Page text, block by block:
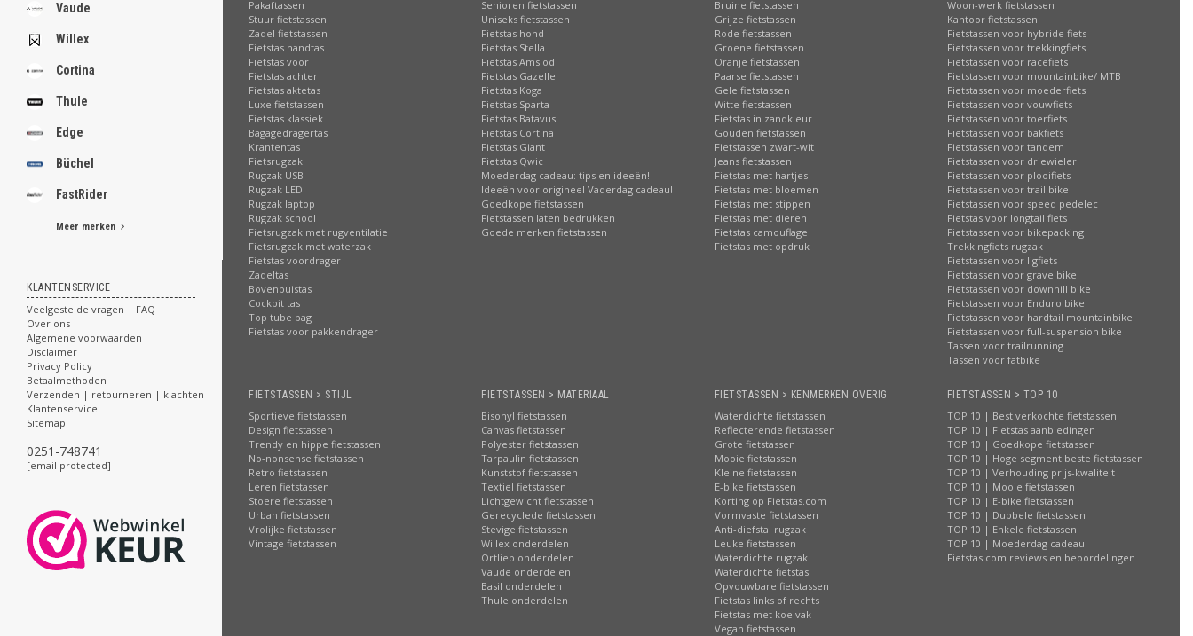
Vaude
Willex
Cortina
Thule
Edge
Büchel
FastRider
Meer merken
KLANTENSERVICE
Veelgestelde vragen | FAQ
Over ons
Algemene voorwaarden
Disclaimer
Privacy Policy
Betaalmethoden
Verzenden | retourneren | klachten
Klantenservice
Sitemap
0251-748741
[email protected]
.
.
.
Pakaftassen
Stuur fietstassen
Zadel fietstassen
Fietstas handtas
Fietstas voor
Fietstas achter
Fietstas aktetas
Luxe fietstassen
Fietstas klassiek
Bagagedragertas
Krantentas
Fietsrugzak
Rugzak USB
Rugzak LED
Rugzak laptop
Rugzak school
Fietsrugzak met rugventilatie
Fietsrugzak met waterzak
Fietstas voordrager
Zadeltas
Bovenbuistas
Cockpit tas
Top tube bag
Fietstas voor pakkendrager
Senioren fietstassen
Uniseks fietstassen
Fietstas hond
Fietstas Stella
Fietstas Amslod
Fietstas Gazelle
Fietstas Koga
Fietstas Sparta
Fietstas Batavus
Fietstas Cortina
Fietstas Giant
Fietstas Qwic
Moederdag cadeau: tips en ideeën!
Ideeën voor origineel Vaderdag cadeau!
Goedkope fietstassen
Fietstassen laten bedrukken
Goede merken fietstassen
Bruine fietstassen
Grijze fietstassen
Rode fietstassen
Groene fietstassen
Oranje fietstassen
Paarse fietstassen
Gele fietstassen
Witte fietstassen
Fietstas in zandkleur
Gouden fietstassen
Fietstassen zwart-wit
Jeans fietstassen
Fietstas met hartjes
Fietstas met bloemen
Fietstas met stippen
Fietstas met dieren
Fietstas camouflage
Fietstas met opdruk
Woon-werk fietstassen
Kantoor fietstassen
Fietstassen voor hybride fiets
Fietstassen voor trekkingfiets
Fietstassen voor racefiets
Fietstassen voor mountainbike/ MTB
Fietstassen voor moederfiets
Fietstassen voor vouwfiets
Fietstassen voor toerfiets
Fietstassen voor bakfiets
Fietstassen voor tandem
Fietstassen voor driewieler
Fietstassen voor plooifiets
Fietstassen voor trail bike
Fietstassen voor speed pedelec
Fietstas voor longtail fiets
Fietstassen voor bikepacking
Trekkingfiets rugzak
Fietstassen voor ligfiets
Fietstassen voor gravelbike
Fietstassen voor downhill bike
Fietstassen voor Enduro bike
Fietstassen voor hardtail mountainbike
Fietstassen voor full-suspension bike
Tassen voor trailrunning
Tassen voor fatbike
FIETSTASSEN > STIJL
Sportieve fietstassen
Design fietstassen
Trendy en hippe fietstassen
No-nonsense fietstassen
Retro fietstassen
Leren fietstassen
Stoere fietstassen
Urban fietstassen
Vrolijke fietstassen
Vintage fietstassen
FIETSTASSEN > MATERIAAL
Bisonyl fietstassen
Canvas fietstassen
Polyester fietstassen
Tarpaulin fietstassen
Kunststof fietstassen
Textiel fietstassen
Lichtgewicht fietstassen
Gerecyclede fietstassen
Stevige fietstassen
Willex onderdelen
Ortlieb onderdelen
Vaude onderdelen
Basil onderdelen
Thule onderdelen
FIETSTASSEN > KENMERKEN OVERIG
Waterdichte fietstassen
Reflecterende fietstassen
Grote fietstassen
Mooie fietstassen
Kleine fietstassen
E-bike fietstassen
Korting op Fietstas.com
Vormvaste fietstassen
Anti-diefstal rugzak
Leuke fietstassen
Waterdichte rugzak
Waterdichte fietstas
Opvouwbare fietstassen
Fietstas links of rechts
Fietstas met koelvak
Vegan fietstassen
FIETSTASSEN > TOP 10
TOP 10 | Best verkochte fietstassen
TOP 10 | Fietstas aanbiedingen
TOP 10 | Goedkope fietstassen
TOP 10 | Hoge segment beste fietstassen
TOP 10 | Verhouding prijs-kwaliteit
TOP 10 | Mooie fietstassen
TOP 10 | E-bike fietstassen
TOP 10 | Dubbele fietstassen
TOP 10 | Enkele fietstassen
TOP 10 | Moederdag cadeau
Fietstas.com reviews en beoordelingen